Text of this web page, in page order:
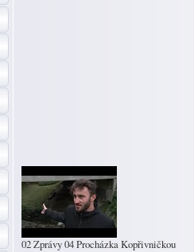
02 Zprávy 04 Procházka Kopřivničkou